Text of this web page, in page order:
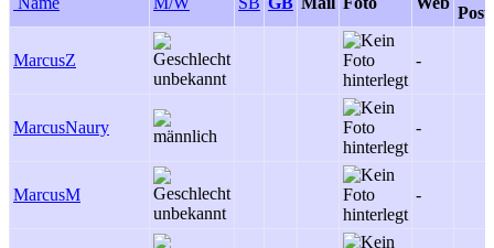
MarcusZ -
MarcusNaury -
MarcusM -